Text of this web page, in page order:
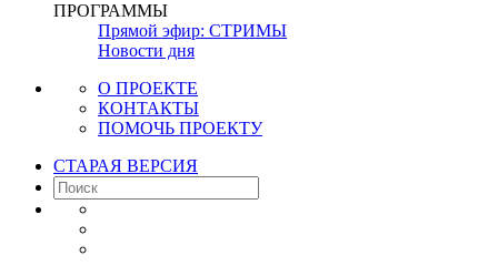
ПРОГРАММЫ
Прямой эфир: СТРИМЫ
Новости дня
О ПРОЕКТЕ
КОНТАКТЫ
ПОМОЧЬ ПРОЕКТУ
СТАРАЯ ВЕРСИЯ